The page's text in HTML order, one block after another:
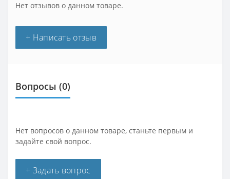
Нет отзывов о данном товаре.
+ Написать отзыв
Вопросы (0)
Нет вопросов о данном товаре, станьте первым и
задайте свой вопрос.
+ Задать вопрос